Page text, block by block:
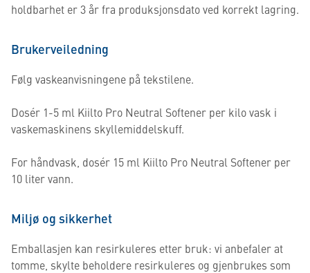
holdbarhet er 3 år fra produksjonsdato ved korrekt lagring.
Brukerveiledning
Følg vaskeanvisningene på tekstilene.
Dosér 1-5 ml Kiilto Pro Neutral Softener per kilo vask i
vaskemaskinens skyllemiddelskuff.
For håndvask, dosér 15 ml Kiilto Pro Neutral Softener per
10 liter vann.
Miljø og sikkerhet
Emballasjen kan resirkuleres etter bruk: vi anbefaler at
tomme, skylte beholdere resirkuleres og gjenbrukes som